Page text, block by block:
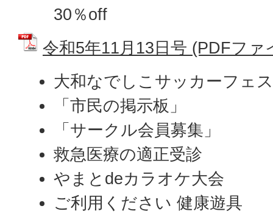
30％off
令和5年11月13日号 (PDFファ
大和なでしこサッカーフェ
「市民の掲示板」
「サークル会員募集」
救急医療の適正受診
やまとdeカラオケ大会
ご利用ください 健康遊具